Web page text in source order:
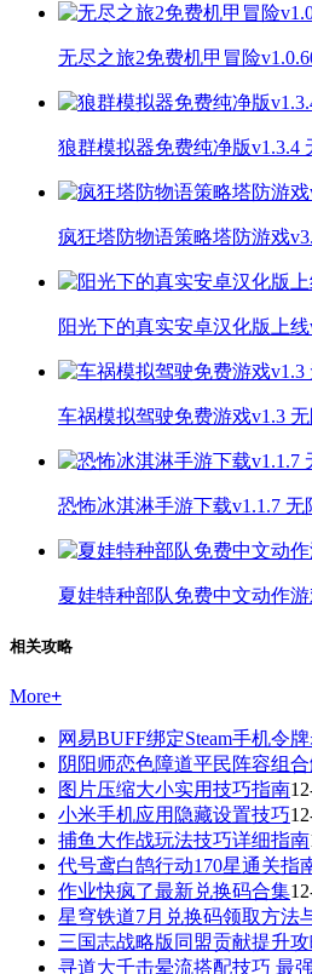
无尽之旅2免费机甲冒险
狼群模拟器免费纯净版v1.3.4
疯狂塔防物语策略塔防游戏
阳光下的真实安卓汉化版上线
车祸模拟驾驶免费游戏v1.3
恐怖冰淇淋手游下载v1.1.7 无
夏娃特种部队免费中文动作游
相关攻略
More+
网易BUFF绑定Steam手机令
阴阳师恋色障道平民阵容组
图片压缩大小实用技巧指南
小米手机应用隐藏设置技巧
捕鱼大作战玩法技巧详细指南
代号鸢白鹄行动170星通关指
作业快疯了最新兑换码合集
星穹铁道7月兑换码领取方法
三国志战略版同盟贡献提升攻
寻道大千击晕流搭配技巧 最